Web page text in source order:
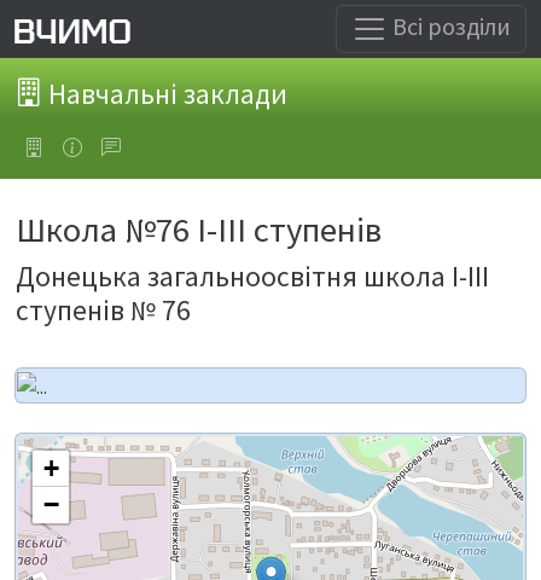
Всі розділи
Навчальні заклади
Школа №76 І-ІІІ ступенів
Донецька загальноосвітня школа І-ІІІ
ступенів № 76
+
−